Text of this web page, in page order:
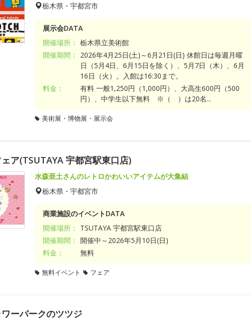
栃木県・宇都宮市
展示会DATA
開催場所： 栃木県立美術館
開催期間：
2026年4月25日(土)～6月21日(日) 休館日は毎週月曜
日（5月4日、6月15日を除く）、5月7日（木）、6月
16日（火）。入館は16:30まで。
料金：
有料 一般1,250円（1,000円）、大高生600円（500
円）、中学生以下無料 ※（ ）は20名...
美術展・博物展・展示会
ア(TSUTAYA 宇都宮駅東口店)
水森亜土さんのレトロかわいいアイテムが大集結
栃木県・宇都宮市
商業施設のイベントDATA
開催場所：
TSUTAYA 宇都宮駅東口店
開催期間：
開催中～2026年5月10日(日)
料金：
無料
無料イベント フェア
ーパークのツツジ